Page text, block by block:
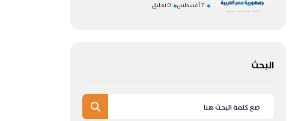
7 أغسطس 0 تعليق
البحث